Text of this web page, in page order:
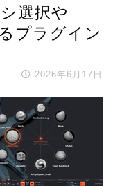
選択や
プラグイン
2026年6月17日